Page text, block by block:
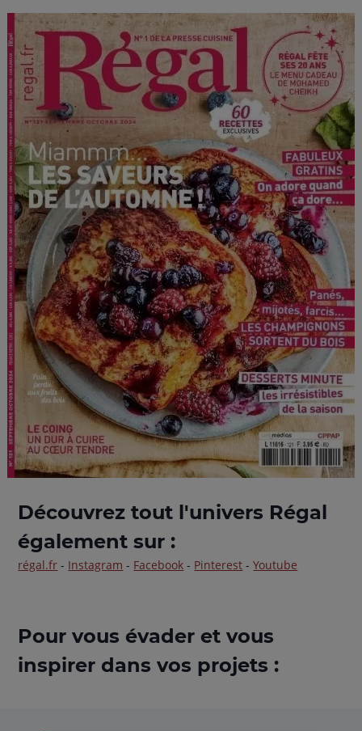
Découvrez tout l'univers Régal
également sur :
régal.fr - Instagram - Facebook - Pinterest -Youtube
Pour vous évader et vous
inspirer dans vos projets :